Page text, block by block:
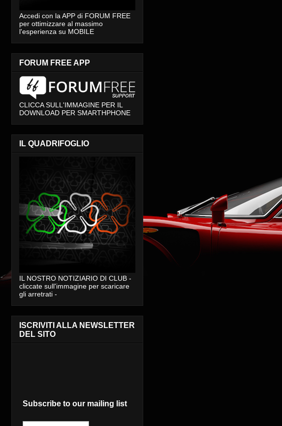
Accedi con la APP di FORUM FREE
per ottimizzare al massimo
l'esperienza su MOBILE
FORUM FREE APP
CLICCA SULL'IMMAGINE PER IL
DOWNLOAD PER SMARTHPHONE
IL QUADRIFOGLIO
IL NOSTRO NOTIZIARIO DI CLUB -
cliccate sull'immagine per scaricare
gli arretrati -
ISCRIVITI ALLA NEWSLETTER
DEL SITO
Subscribe to our mailing list